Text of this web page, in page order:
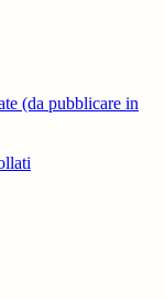
(da pubblicare in